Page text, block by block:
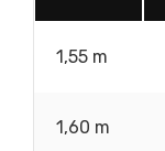
1,55 m
1,60 m